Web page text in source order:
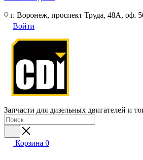
г. Воронеж, проспект Труда, 48А, оф.
Войти
Запчасти для дизельных двигателей и
Корзина 0